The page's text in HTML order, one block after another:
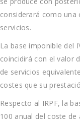
considerará como una
servicios.
La base imponible del
coincidirá con el valor
de servicios
costes que su
Respecto al IRPF, la
100 anual del coste